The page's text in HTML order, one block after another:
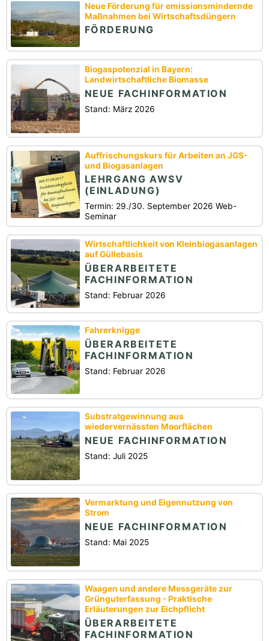
Neue Förderung für emissionsmindernde
Maßnahmen bei Wirtschaftsdüngern
FÖRDERUNG
Biogaspotenzial in Bayern:
Landwirtschaftliche Biomasse
NEUE FACHINFORMATION
Stand: März 2026
Auffrischungskurs für Arbeiten an JGS-
und Biogasanlagen
LEHRGANG AWSV
(EINLADUNG)
Termin: 29./30. September 2026 Web-
Seminar
Wirtschaftlichkeit von Kleinbiogasanlagen
auf Güllebasis
ÜBERARBEITETE
FACHINFORMATION
Stand: Februar 2026
Fahrerknigge
ÜBERARBEITETE
FACHINFORMATION
Stand: Februar 2026
Substratgewinnung aus
wiedervernässten Moorflächen
NEUE FACHINFORMATION
Stand: Juli 2025
Vermarktung und Eigennutzung von
Strom
NEUE FACHINFORMATION
Stand: Mai 2025
Waagen und andere Messgeräte zur
Grünguterfassung - Praktische
Erläuterungen zur Eichpflicht
ÜBERARBEITETE
FACHINFORMATION